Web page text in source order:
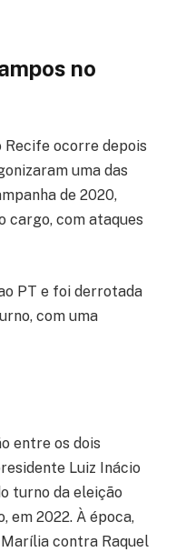
no
Recife ocorre depois
uma das
de 2020,
cargo, com ataques
PT e foi derrotada
com uma
entre os dois
Luiz Inácio
turno da eleição
em 2022. À época,
contra Raquel